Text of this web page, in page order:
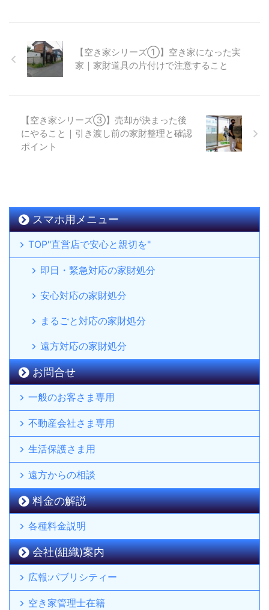
【空き家シリーズ①】空き家になった実
家｜家財道具の片付けで注意すること
【空き家シリーズ③】売却が決まった後
にやること｜引き渡し前の家財整理と確認
ポイント
スマホ用メニュー
TOP"直営店で安心と親切を"
即日・緊急対応の家財処分
安心対応の家財処分
まるごと対応の家財処分
遠方対応の家財処分
お問合せ
一般のお客さま専用
不動産会社さま専用
生活保護さま用
遠方からの相談
料金の解説
各種料金説明
会社(組織)案内
広報:パブリシティー
空き家管理士在籍